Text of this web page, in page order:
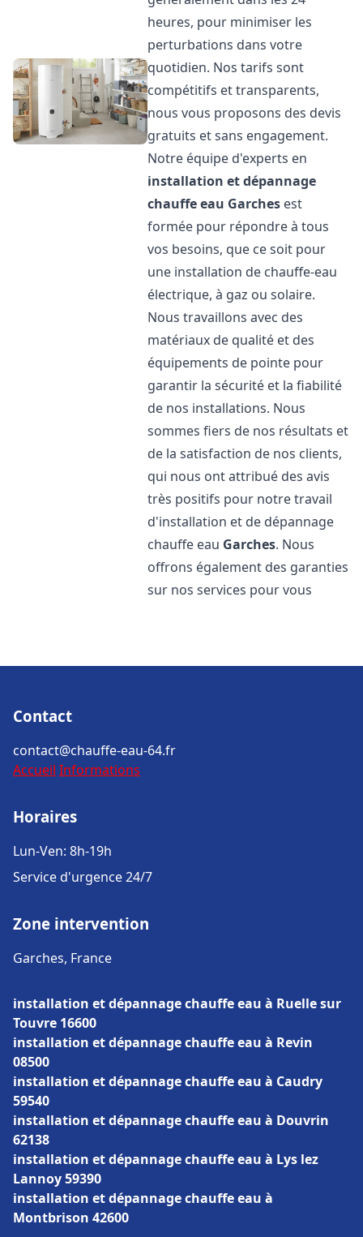
heures, pour minimiser les
perturbations dans votre
quotidien. Nos tarifs sont
compétitifs et transparents,
nous vous proposons des devis
gratuits et sans engagement.
Notre équipe d'experts en
installation et dépannage
chauffe eau Garches est
formée pour répondre à tous
vos besoins, que ce soit pour
une installation de chauffe-eau
électrique, à gaz ou solaire.
Nous travaillons avec des
matériaux de qualité et des
équipements de pointe pour
garantir la sécurité et la fiabilité
de nos installations. Nous
sommes fiers de nos résultats et
de la satisfaction de nos clients,
qui nous ont attribué des avis
très positifs pour notre travail
d'installation et de dépannage
chauffe eau Garches. Nous
offrons également des garanties
sur nos services pour vous
Contact
contact@chauffe-eau-64.fr
Accueil Informations
Horaires
Lun-Ven: 8h-19h
Service d'urgence 24/7
Zone intervention
Garches, France
installation et dépannage chauffe eau à Ruelle sur
Touvre 16600
installation et dépannage chauffe eau à Revin
08500
installation et dépannage chauffe eau à Caudry
59540
installation et dépannage chauffe eau à Douvrin
62138
installation et dépannage chauffe eau à Lys lez
Lannoy 59390
installation et dépannage chauffe eau à
Montbrison 42600